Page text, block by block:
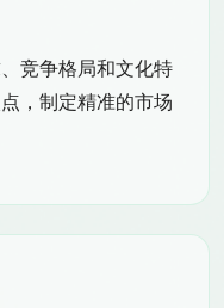
竞争格局和文化特
，制定精准的市场